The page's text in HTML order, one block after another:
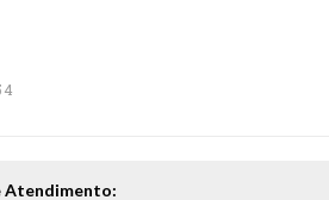
Atendimento: